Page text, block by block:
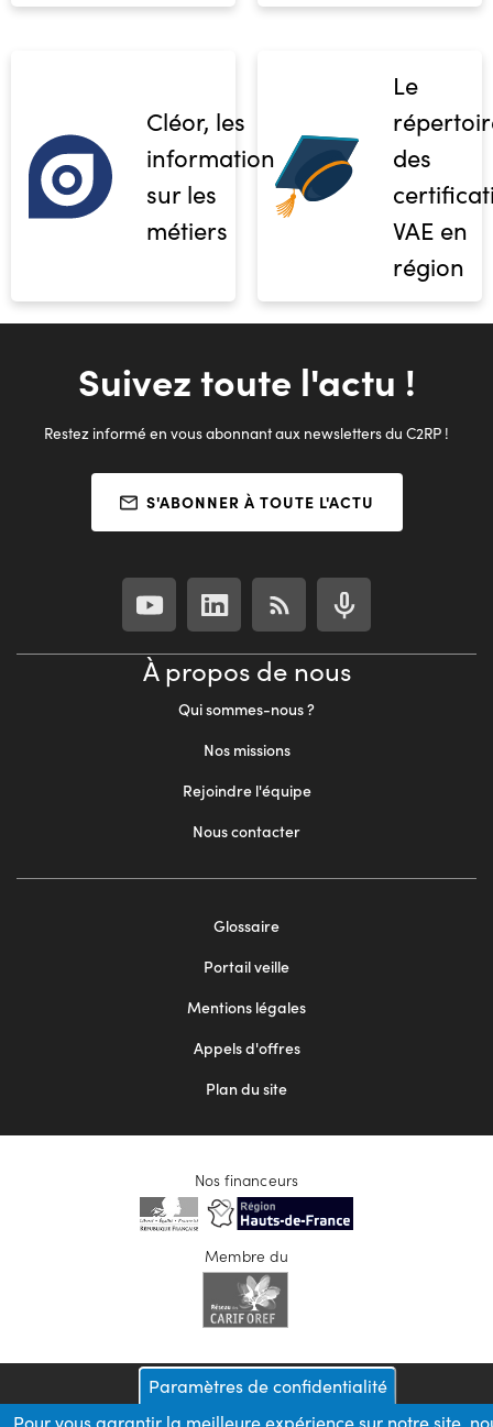
Cléor, les
informations
sur les
métiers
Le
des
VAE en
région
Suivez toute l'actu !
Restez informé en vous abonnant aux newsletters du C2RP !
S'ABONNER À TOUTE L'ACTU
À propos de nous
Qui sommes-nous ?
Nos missions
Rejoindre l'équipe
Nous contacter
Glossaire
Portail veille
Mentions légales
Appels d'offres
Plan du site
Nos financeurs
Membre du
Paramètres de confidentialité
Pour vous garantir la meilleure expérience sur notre site,